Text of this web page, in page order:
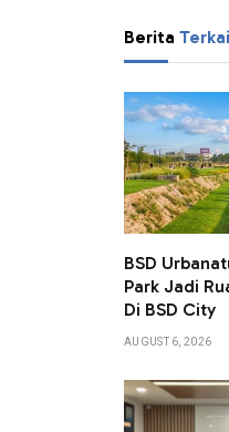
Berita
BSD
Park Jadi
Di BSD City
AUGUST 6, 2026